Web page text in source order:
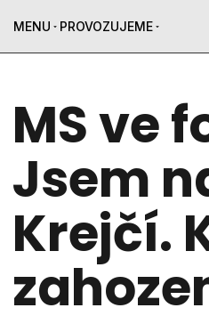
MENU PROVOZUJEME
MS ve
Jsem
Krejčí.